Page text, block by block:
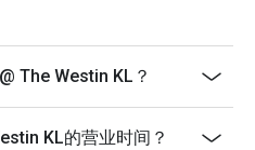
The Westin KL？
KL的营业时间？